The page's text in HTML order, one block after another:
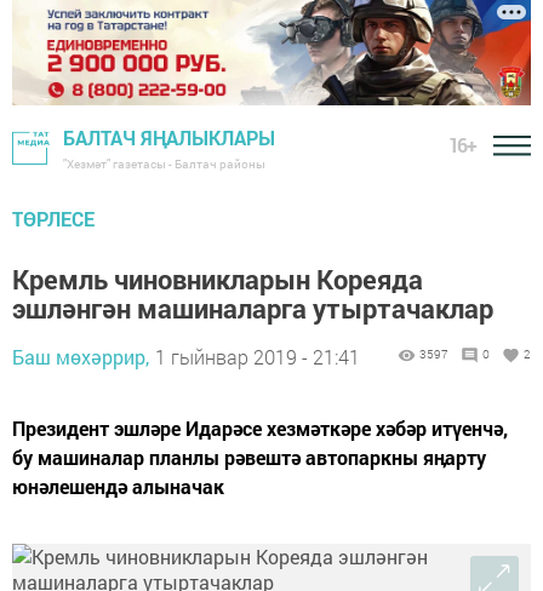
БАЛТАЧ ЯҢАЛЫКЛАРЫ
"Хезмәт" газетасы - Балтач районы
16+
ТӨРЛЕСЕ
Кремль чиновникларын Кореяда
эшләнгән машиналарга утыртачаклар
Баш мөхәррир, 1 гыйнвар 2019 - 21:41 3597 0 2
Президент эшләре Идарәсе хезмәткәре хәбәр итүенчә,
бу машиналар планлы рәвештә автопаркны яӊарту
юнәлешендә алыначак